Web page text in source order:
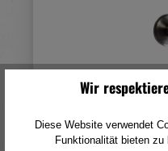
Wir
Diese Website verwendet
Funktionalität bieten zu